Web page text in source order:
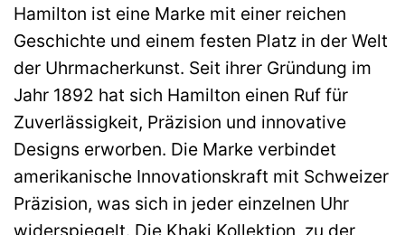
Hamilton ist eine Marke mit einer reichen
Geschichte und einem festen Platz in der Welt
der Uhrmacherkunst. Seit ihrer Gründung im
Jahr 1892 hat sich Hamilton einen Ruf für
Zuverlässigkeit, Präzision und innovative
Designs erworben. Die Marke verbindet
amerikanische Innovationskraft mit Schweizer
Präzision, was sich in jeder einzelnen Uhr
widerspiegelt. Die Khaki Kollektion, zu der